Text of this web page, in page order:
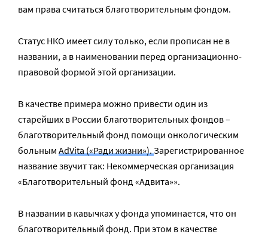
вам права считаться благотворительным фондом.
Статус НКО имеет силу только, если прописан не в
названии, а в наименовании перед организационно-
правовой формой этой организации.
В качестве примера можно привести один из
старейших в России благотворительных фондов –
благотворительный фонд помощи онкологическим
больным AdVita («Ради жизни»). Зарегистрированное
название звучит так: Некоммерческая организация
«Благотворительный фонд «Адвита»».
В названии в кавычках у фонда упоминается, что он
благотворительный фонд. При этом в качестве